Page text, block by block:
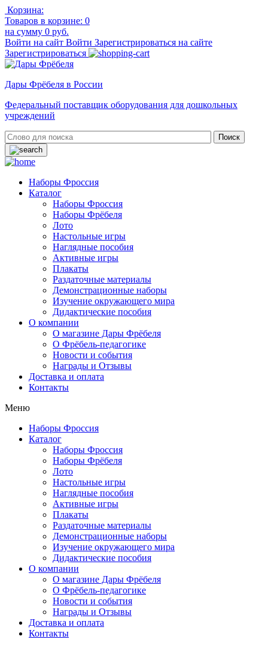
Корзина:
Товаров в корзине: 0
на сумму 0 руб.
Войти на сайт Войти Зарегистрироваться на сайте
Зарегистрироваться
Дары Фрёбеля в России
Федеральный поставщик оборудования для дошкольных
учреждений
Наборы Фроссия
Каталог
Наборы Фроссия
Наборы Фрёбеля
Лото
Настольные игры
Наглядные пособия
Активные игры
Плакаты
Раздаточные материалы
Демонстрационные наборы
Изучение окружающего мира
Дидактические пособия
О компании
О магазине Дары Фрёбеля
О Фрёбель-педагогике
Новости и события
Награды и Отзывы
Доставка и оплата
Контакты
Меню
Наборы Фроссия
Каталог
Наборы Фроссия
Наборы Фрёбеля
Лото
Настольные игры
Наглядные пособия
Активные игры
Плакаты
Раздаточные материалы
Демонстрационные наборы
Изучение окружающего мира
Дидактические пособия
О компании
О магазине Дары Фрёбеля
О Фрёбель-педагогике
Новости и события
Награды и Отзывы
Доставка и оплата
Контакты